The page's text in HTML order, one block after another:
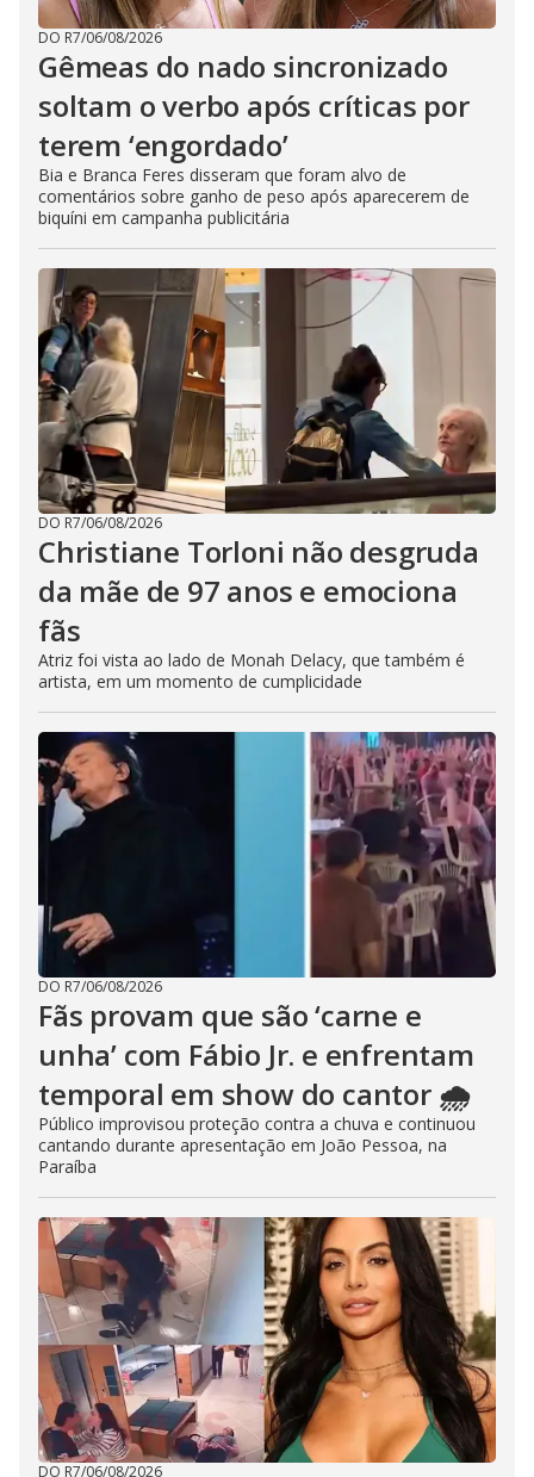
DO R7/06/08/2026
Gêmeas do nado sincronizado
soltam o verbo após críticas por
terem ‘engordado’
Bia e Branca Feres disseram que foram alvo de
comentários sobre ganho de peso após aparecerem de
biquíni em campanha publicitária
DO R7/06/08/2026
Christiane Torloni não desgruda
da mãe de 97 anos e emociona
fãs
Atriz foi vista ao lado de Monah Delacy, que também é
artista, em um momento de cumplicidade
DO R7/06/08/2026
Fãs provam que são ‘carne e
unha’ com Fábio Jr. e enfrentam
temporal em show do cantor 🌧️
Público improvisou proteção contra a chuva e continuou
cantando durante apresentação em João Pessoa, na
Paraíba
DO R7/06/08/2026